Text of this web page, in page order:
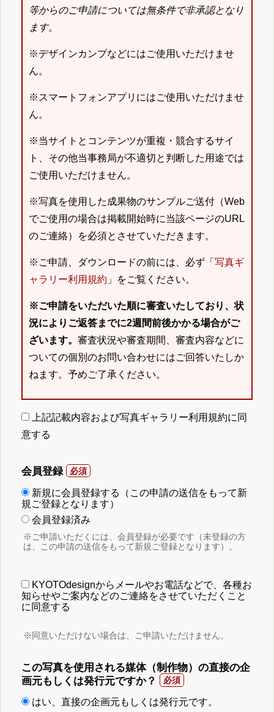
等からのご申請については無条件で非承認となり
ます。
※デザインカンプなどにはご使用いただけませ
ん。
※スマートフォンアプリにはご使用いただけませ
ん。
※当サイトとコンテンツが重複・競合するサイ
ト、その他当事務局が不適切と判断した用途では
ご使用いただけません。
※写真を使用した成果物のサンプルご送付（Web
でご使用の場合は掲載開始時に当該ページのURL
のご連絡）を必須とさせていただきます。
※ご申請、ダウンロードの前には、必ず「 写真ギ
ャラリー利用規約 」をご覧ください。
※ご申請をいただいた順に審査いたしており、状
況によりご返答までに2週間前後かかる場合がご
ざいます。 審査状況や審査期間、審査内容などに
ついての個別のお問い合わせにはご回答いたしか
ねます。予めご了承ください。
上記記載内容および写真ギャラリー利用規約に同
意する
会員登録
新規に会員登録する（この申請の送信をもって新
規ご登録となります）
会員登録済み
※ご申請いただくには、会員登録が必要です（未登録の方
は、この申請の送信をもって新規ご登録となります）。
KYOTOdesignからメールやお電話などで、各種お
知らせやご案内などのご連絡をさせていただくこと
に同意する
※同意いただけない場合は、ご申請いただけません。
この写真を使用される媒体（制作物）の直接の企
画元もしくは発行元ですか？
はい、直接の企画元もしくは発行元です。